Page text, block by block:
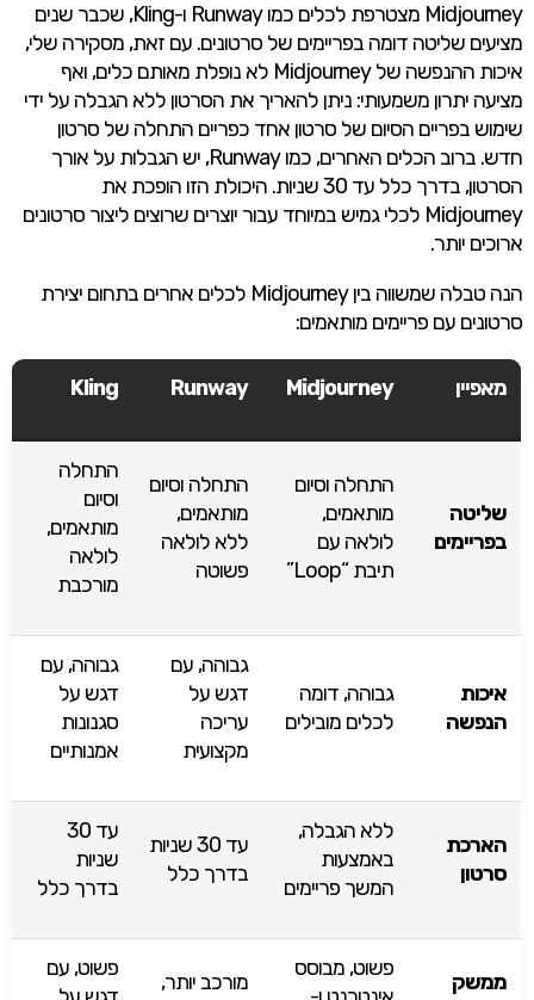
Midjourney מצטרפת לכלים כמו Runway ו-Kling, שכבר שנים
מציעים שליטה דומה בפריימים של סרטונים. עם זאת, מסקירה שלי,
איכות ההנפשה של Midjourney לא נופלת מאותם כלים, ואף
מציעה יתרון משמעותי: ניתן להאריך את הסרטון ללא הגבלה על ידי
שימוש בפריים הסיום של סרטון אחד כפריים התחלה של סרטון
חדש. ברוב הכלים האחרים, כמו Runway, יש הגבלות על אורך
הסרטון, בדרך כלל עד 30 שניות. היכולת הזו הופכת את
Midjourney לכלי גמיש במיוחד עבור יוצרים שרוצים ליצור סרטונים
ארוכים יותר.
הנה טבלה שמשווה בין Midjourney לכלים אחרים בתחום יצירת
סרטונים עם פריימים מותאמים:
מאפיין Midjourney
Runway
Kling
שליטה
בפריימים
התחלה וסיום
מותאמים,
לולאה עם
תיבת “Loop”
התחלה וסיום
מותאמים,
ללא לולאה
פשוטה
התחלה
וסיום
מותאמים,
לולאה
מורכבת
איכות
הנפשה
גבוהה, דומה
לכלים מובילים
גבוהה, עם
דגש על
עריכה
מקצועית
גבוהה, עם
דגש על
סגנונות
אמנותיים
הארכת
סרטון
ללא הגבלה,
באמצעות
המשך פריימים
עד 30 שניות
בדרך כלל
עד 30
שניות
בדרך כלל
ממשק
פשוט, מבוסס
מורכב יותר,
פשוט, עם